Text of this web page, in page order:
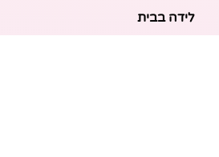
לידה בבית